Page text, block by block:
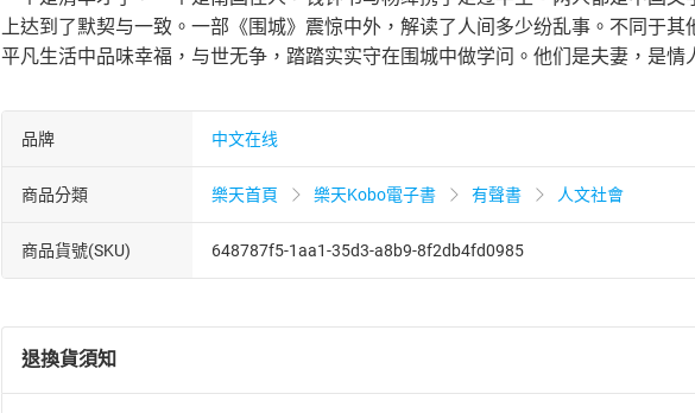
上达到了默契与一致。一部《围城》震惊中外，解读了人间多少纷乱事。不同于
平凡生活中品味幸福，与世无争，踏踏实实守在围城中做学问。他们是夫妻，是情
品牌 中文在线
商品分類 樂天首頁 樂天Kobo電子書 有聲書 人文社會
商品貨號(SKU) 648787f5-1aa1-35d3-a8b9-8f2db4fd0985
退換貨須知